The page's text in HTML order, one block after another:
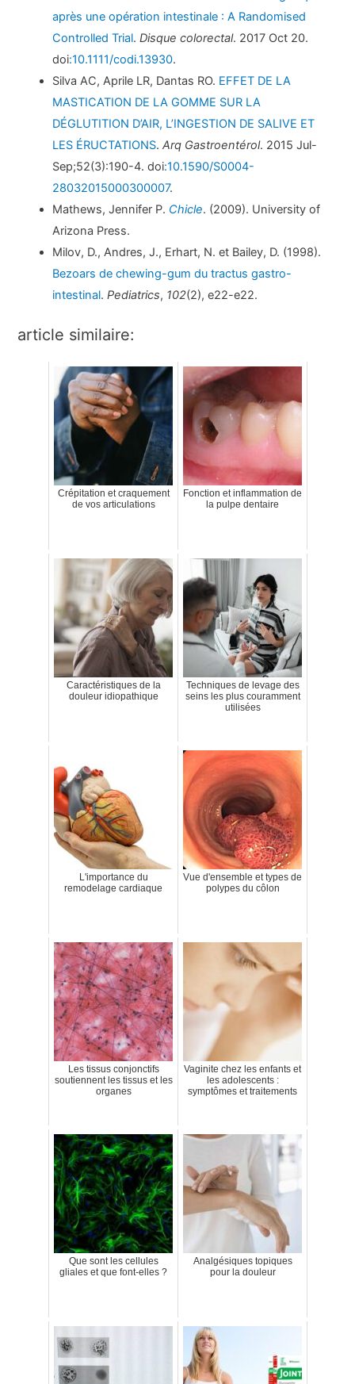
après une opération intestinale : A Randomised
Controlled Trial.Disque colorectal. 2017 Oct 20.
doi:10.1111/codi.13930.
Silva AC, Aprile LR, Dantas RO. EFFET DE LA
MASTICATION DE LA GOMME SUR LA
DÉGLUTITION D’AIR, L’INGESTION DE SALIVE ET
LES ÉRUCTATIONS.Arq Gastroentérol. 2015 Jul-
Sep;52(3):190-4. doi:10.1590/S0004-
28032015000300007.
Mathews, Jennifer P. Chicle. (2009). University of
Arizona Press.
Milov, D., Andres, J., Erhart, N. et Bailey, D. (1998).
Bezoars de chewing-gum du tractus gastro-
intestinal.Pediatrics, 102(2), e22-e22.
article similaire:
Crépitation et craquement
de vos articulations
Fonction et inflammation de
la pulpe dentaire
Caractéristiques de la
douleur idiopathique
Techniques de levage des
seins les plus couramment
utilisées
L'importance du
remodelage cardiaque
Vue d'ensemble et types de
polypes du côlon
Les tissus conjonctifs
soutiennent les tissus et les
organes
Vaginite chez les enfants et
les adolescents :
symptômes et traitements
Que sont les cellules
gliales et que font-elles ?
Analgésiques topiques
pour la douleur